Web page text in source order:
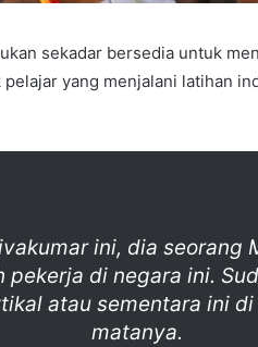
sekadar bersedia untuk
yang menjalani latihan
ini, dia seorang
pekerja di negara ini.
atau sementara ini
matanya.